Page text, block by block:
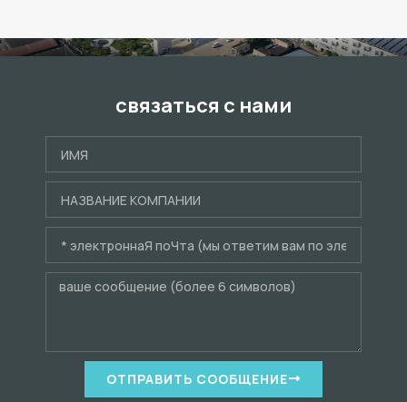
связаться с нами
ОТПРАВИТЬ СООБЩЕНИЕ